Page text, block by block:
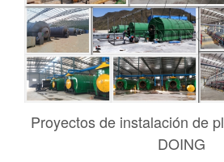
Proyectos de instalación de
DOING